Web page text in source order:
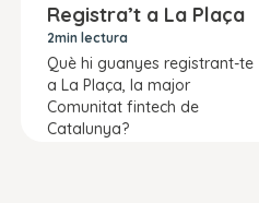
Registra’t a La Plaça
2min lectura
Què hi guanyes registrant-te
a La Plaça, la major
Comunitat fintech de
Catalunya?